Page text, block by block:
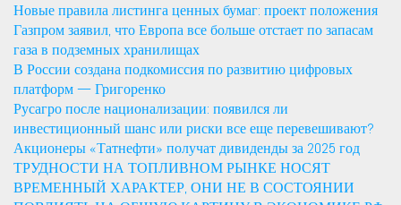
Новые правила листинга ценных бумаг: проект положения
Газпром заявил, что Европа все больше отстает по запасам
газа в подземных хранилищах
В России создана подкомиссия по развитию цифровых
платформ — Григоренко
Русагро после национализации: появился ли
инвестиционный шанс или риски все еще перевешивают?
Акционеры «Татнефти» получат дивиденды за 2025 год
ТРУДНОСТИ НА ТОПЛИВНОМ РЫНКЕ НОСЯТ
ВРЕМЕННЫЙ ХАРАКТЕР, ОНИ НЕ В СОСТОЯНИИ